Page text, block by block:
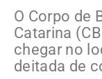
O Corpo de
Catarina
chegar no
deitada de